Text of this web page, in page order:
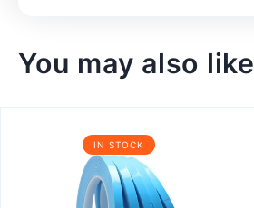
You may also like
IN STOCK